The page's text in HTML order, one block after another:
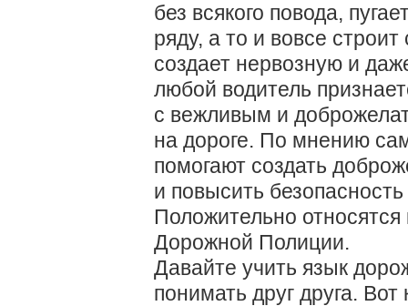
без всякого повода,
ряду, а то и вовсе
создает нервозную и
любой водитель
с вежливым и
на дороге. По мнению
помогают создать
и повысить
Положительно
Дорожной Полиции.
Давайте учить язык
понимать друг друга. Вот